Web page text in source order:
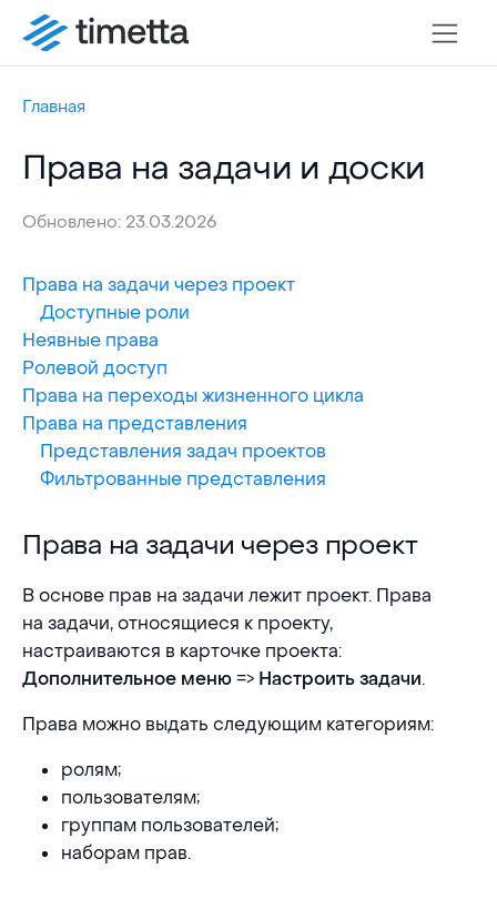
Главная
Права на задачи и доски
Обновлено: 23.03.2026
Права на задачи через проект
Доступные роли
Неявные права
Ролевой доступ
Права на переходы жизненного цикла
Права на представления
Представления задач проектов
Фильтрованные представления
Права на задачи через проект
Права на задачи через проект
В основе прав на задачи лежит проект. Права
на задачи, относящиеся к проекту,
настраиваются в карточке проекта:
Дополнительное меню => Настроить задачи.
Права можно выдать следующим категориям:
ролям;
пользователям;
группам пользователей;
наборам прав.